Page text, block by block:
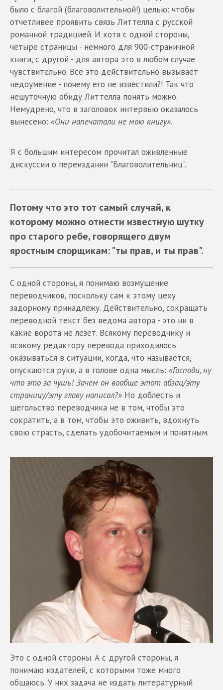
было с благой (благоволительной!) целью: чтобы
отчетливее проявить связь Литтелла с русской
романной традицией. И хотя с одной стороны,
четыре страницы - немного для 900-страничной
книги, с другой - для автора это в любом случае
чувствительно. Все это действительно вызывает
недоумение - почему его не известили?! Так что
нешуточную обиду Литтелла понять можно.
Немудрено, что в заголовок интервью оказалось
вынесено: «Они напечатали не мою книгу».
Я с большим интересом прочитал оживленные
дискуссии о переиздании "Благоволительниц".
Потому что это тот самый случай, к
которому можно отнести известную шутку
про старого ребе, говорящего двум
яростным спорщикам: "ты прав, и ты прав".
С одной стороны, я понимаю возмущение
переводчиков, поскольку сам к этому цеху
задорному принадлежу. Действительно, сокращать
переводной текст без ведома автора - это ни в
какие ворота не лезет. Всякому переводчику и
всякому редактору перевода приходилось
оказываться в ситуации, когда, что называется,
опускаются руки, а в голове одна мысль: «Господи, ну
что это за чушь! Зачем он вообще этот абзац/эту
страницу/эту главу написал?» Но доблесть и
щегольство переводчика не в том, чтобы это
сократить, а в том, чтобы это оживить, вдохнуть
свою страсть, сделать удобочитаемым и понятным.
Это с одной стороны. А с другой стороны, я
понимаю издателей, с которыми тоже много
общаюсь. У них задача не издать литературный